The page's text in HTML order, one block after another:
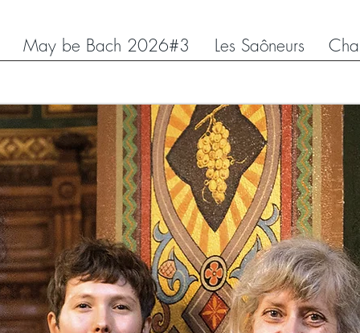
May be Bach 2026#3 Les Saôneurs